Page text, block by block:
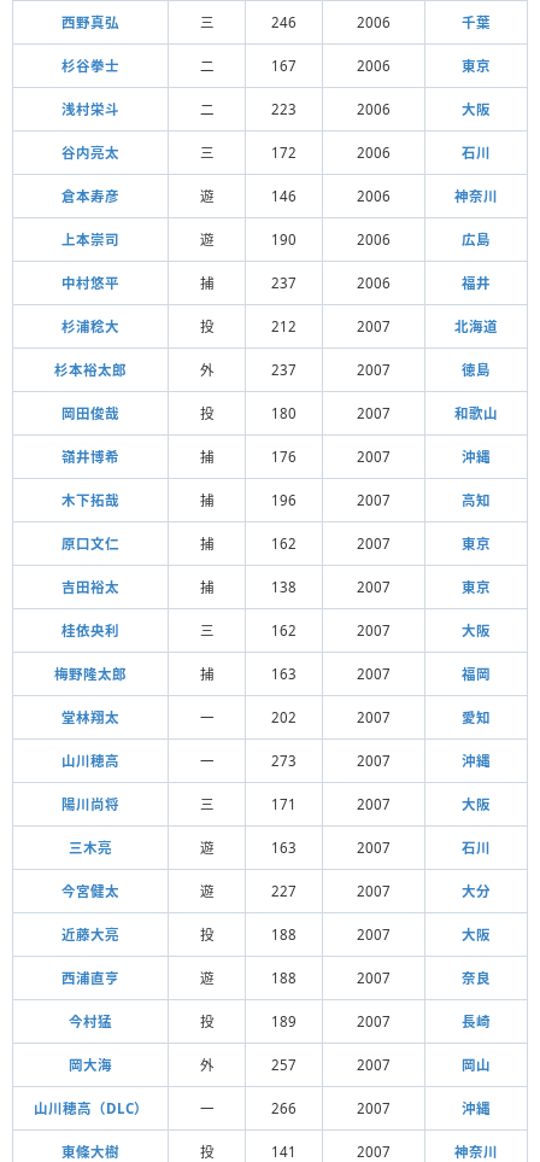
西野真弘 三 246 2006 千葉
杉谷拳士 二 167 2006 東京
浅村栄斗 二 223 2006 大阪
谷内亮太 三 172 2006 石川
倉本寿彦 遊 146 2006 神奈川
上本崇司 遊 190 2006 広島
中村悠平 捕 237 2006 福井
杉浦稔大 投 212 2007 北海道
杉本裕太郎 外 237 2007 徳島
岡田俊哉 投 180 2007 和歌山
嶺井博希 捕 176 2007 沖縄
木下拓哉 捕 196 2007 高知
原口文仁 捕 162 2007 東京
吉田裕太 捕 138 2007 東京
桂依央利 三 162 2007 大阪
梅野隆太郎 捕 163 2007 福岡
堂林翔太 一 202 2007 愛知
山川穂高 一 273 2007 沖縄
陽川尚将 三 171 2007 大阪
三木亮 遊 163 2007 石川
今宮健太 遊 227 2007 大分
近藤大亮 投 188 2007 大阪
西浦直亨 遊 188 2007 奈良
今村猛 投 189 2007 長崎
岡大海 外 257 2007 岡山
山川穂高（DLC） 一 266 2007 沖縄
東條大樹 投 141 2007 神奈川